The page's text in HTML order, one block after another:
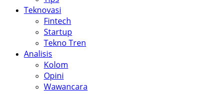
Teknovasi
Fintech
Startup
Tekno Tren
Analisis
Kolom
Opini
Wawancara